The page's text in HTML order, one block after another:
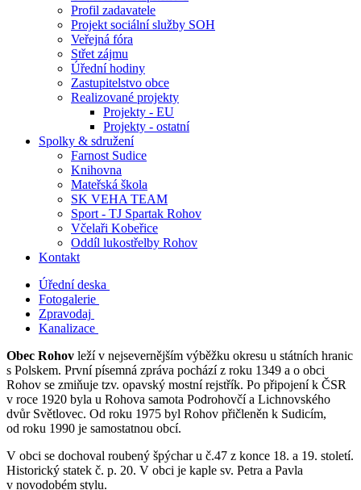
Profil zadavatele
Projekt sociální služby SOH
Veřejná fóra
Střet zájmu
Úřední hodiny
Zastupitelstvo obce
Realizované projekty
Projekty - EU
Projekty - ostatní
Spolky & sdružení
Farnost Sudice
Knihovna
Mateřská škola
SK VEHA TEAM
Sport - TJ Spartak Rohov
Včelaři Kobeřice
Oddíl lukostřelby Rohov
Kontakt
Úřední deska
Fotogalerie
Zpravodaj
Kanalizace
Obec Rohov leží v nejsevernějším výběžku okresu u státních hranic
s Polskem. První písemná zpráva pochází z roku 1349 a o obci
Rohov se zmiňuje tzv. opavský mostní rejstřík. Po připojení k ČSR
v roce 1920 byla u Rohova samota Podrohovčí a Lichnovského
dvůr Světlovec. Od roku 1975 byl Rohov přičleněn k Sudicím,
od roku 1990 je samostatnou obcí.
V obci se dochoval roubený špýchar u č.47 z konce 18. a 19. století.
Historický statek č. p. 20. V obci je kaple sv. Petra a Pavla
v novodobém stylu.